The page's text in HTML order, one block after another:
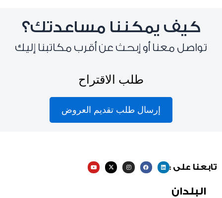
كيف يمكننا مساعدتك؟
تواصل معنا أو إبحث عن أقرب مكاتبنا إليك
طلب الاقتراح
إرسال طلب تقديم العروض
تابعنا على : L
i
n
F
a
c
I
n
s
X
-
t
Y
o
u
البلدان